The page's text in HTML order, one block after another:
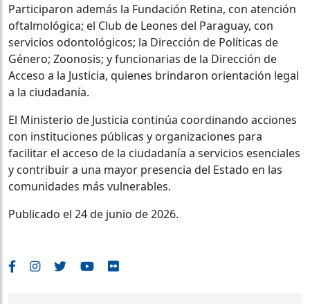
Participaron además la Fundación Retina, con atención
oftalmológica; el Club de Leones del Paraguay, con
servicios odontológicos; la Dirección de Políticas de
Género; Zoonosis; y funcionarias de la Dirección de
Acceso a la Justicia, quienes brindaron orientación legal
a la ciudadanía.
El Ministerio de Justicia continúa coordinando acciones
con instituciones públicas y organizaciones para
facilitar el acceso de la ciudadanía a servicios esenciales
y contribuir a una mayor presencia del Estado en las
comunidades más vulnerables.
Publicado el 24 de junio de 2026.